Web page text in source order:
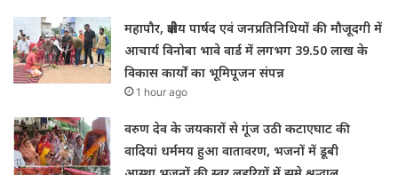
महापौर, क्षेत्रीय पार्षद एवं जनप्रतिनिधियों की मौजूदगी में
आचार्य विनोबा भावे वार्ड में लगभग 39.50 लाख के
विकास कार्यों का भूमिपूजन संपन्न
1 hour ago
वरुण देव के जयकारों से गूंज उठी कटाएघाट की
वादियां धर्ममय हुआ वातावरण, भजनों में डूबी